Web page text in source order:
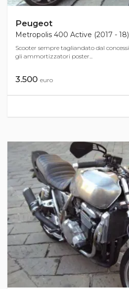
Peugeot
Metropolis 400 Active (2017 - 18)
Scooter sempre tagliandato dal
gli ammortizzatori poster...
3.500 euro